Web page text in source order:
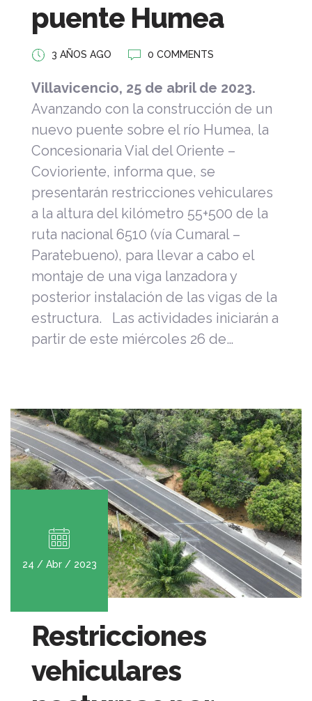
puente Humea
3 AÑOS AGO 0 COMMENTS
Villavicencio, 25 de abril de 2023.
Avanzando con la construcción de un
nuevo puente sobre el río Humea, la
Concesionaria Vial del Oriente –
Covioriente, informa que, se
presentarán restricciones vehiculares
a la altura del kilómetro 55+500 de la
ruta nacional 6510 (vía Cumaral –
Paratebueno), para llevar a cabo el
montaje de una viga lanzadora y
posterior instalación de las vigas de la
estructura. Las actividades iniciarán a
partir de este miércoles 26 de…
24 / Abr / 2023
Restricciones
vehiculares